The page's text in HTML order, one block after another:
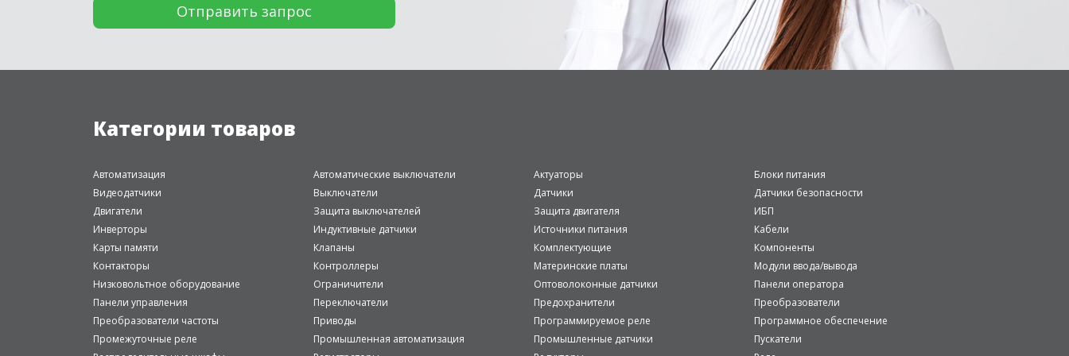
Категории товаров
Автоматизация Автоматические выключатели Актуаторы
Блоки питания
Видеодатчики
Выключатели Датчики
Датчики безопасности
Двигатели
Защита выключателей Защита двигателя
ИБП
Инверторы
Индуктивные датчики Источники питания
Кабели
Карты памяти
Клапаны Комплектующие
Компоненты
Контакторы
Контроллеры Материнские платы
Модули ввода/вывода
Низковольтное оборудование
Ограничители Оптоволоконные датчики
Панели оператора
Панели управления
Переключатели Предохранители
Преобразователи
Преобразователи частоты
Приводы Программируемое реле
Программное обеспечение
Промежуточные реле
Промышленная автоматизация Промышленные датчики
Пускатели